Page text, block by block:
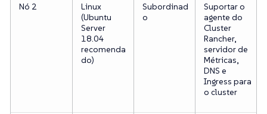
Nó 2
Linux
(Ubuntu
Server
18.04
recomenda
do)
Subordinad
o
Suportar o
agente do
Cluster
Rancher,
servidor de
Métricas,
DNS e
Ingress para
o cluster